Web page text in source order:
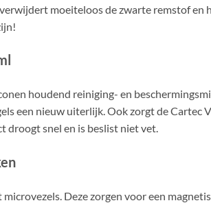
moeiteloos de zwarte remstof en
houdend reiniging- en
een nieuw uiterlijk. Ook zorgt de Cartec
droogt snel en is beslist niet vet.
Deze zorgen voor een